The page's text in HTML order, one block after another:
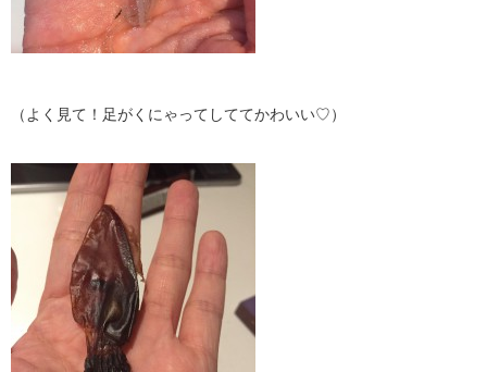
（よく見て！足がくにゃってしててかわいい♡）